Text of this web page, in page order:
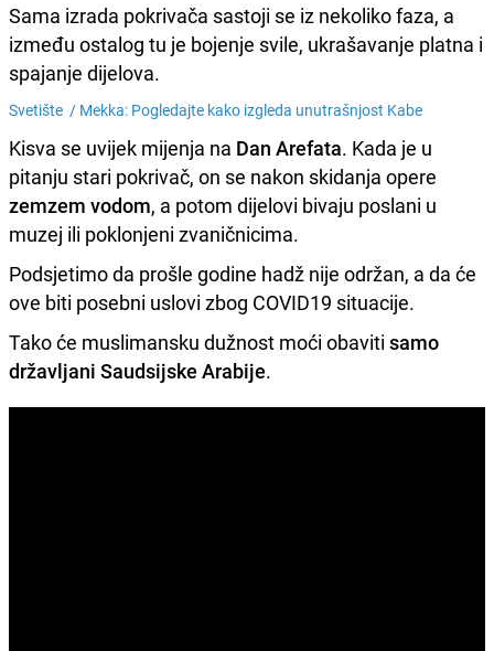
Sama izrada pokrivača sastoji se iz nekoliko faza, a
između ostalog tu je bojenje svile, ukrašavanje platna i
spajanje dijelova.
Svetište / Mekka: Pogledajte kako izgleda unutrašnjost Kabe
Kisva se uvijek mijenja na Dan Arefata. Kada je u
pitanju stari pokrivač, on se nakon skidanja opere
zemzem vodom, a potom dijelovi bivaju poslani u
muzej ili poklonjeni zvaničnicima.
Podsjetimo da prošle godine hadž nije održan, a da će
ove biti posebni uslovi zbog COVID19 situacije.
Tako će muslimansku dužnost moći obaviti samo
državljani Saudsijske Arabije.